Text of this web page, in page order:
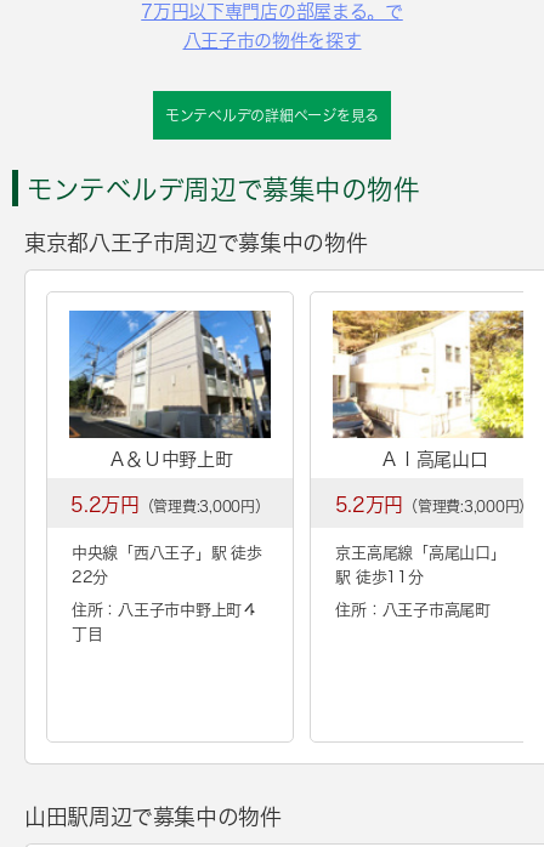
7万円以下専門店の部屋まる。で
八王子市の物件を探す
モンテベルデの詳細ページを見る
モンテベルデ周辺で募集中の物件
東京都八王子市周辺で募集中の物件
Ａ＆Ｕ中野上町
5.2万円 （管理費:3,000円）
中央線「 西八王子」駅 徒歩
22分
住所：八王子市中野上町４
丁目
ＡＩ高尾山口
5.2万円 （管理費:3,000円）
京王高尾線「 高尾山口 」
駅 徒歩11分
住所：八王子市高尾町
山田駅周辺で募集中の物件